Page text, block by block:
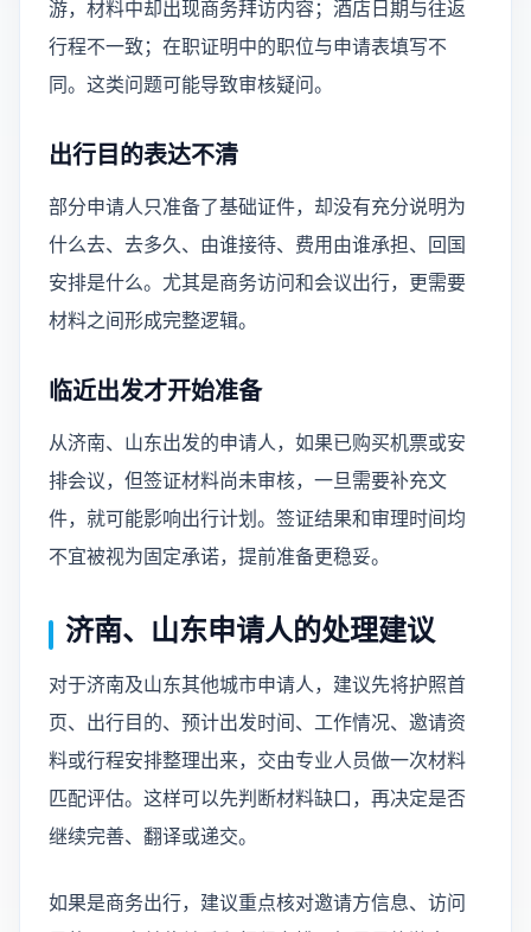
游，材料中却出现商务拜访内容；酒店日期与往返
行程不一致；在职证明中的职位与申请表填写不
同。这类问题可能导致审核疑问。
出行目的表达不清
部分申请人只准备了基础证件，却没有充分说明为
什么去、去多久、由谁接待、费用由谁承担、回国
安排是什么。尤其是商务访问和会议出行，更需要
材料之间形成完整逻辑。
临近出发才开始准备
从济南、山东出发的申请人，如果已购买机票或安
排会议，但签证材料尚未审核，一旦需要补充文
件，就可能影响出行计划。签证结果和审理时间均
不宜被视为固定承诺，提前准备更稳妥。
济南、山东申请人的处理建议
对于济南及山东其他城市申请人，建议先将护照首
页、出行目的、预计出发时间、工作情况、邀请资
料或行程安排整理出来，交由专业人员做一次材料
匹配评估。这样可以先判断材料缺口，再决定是否
继续完善、翻译或递交。
如果是商务出行，建议重点核对邀请方信息、访问